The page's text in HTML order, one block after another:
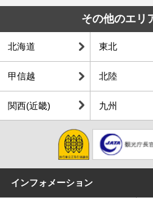
ニット
11月の関西地方は本格的に秋が
らいです。日中は穏やかな陽気で
ことが増えてきます。服装にはウ
手のカーディガンがぴったり。イ
トルネックを着て、しっかり暖か
ブーツや防寒性のあるスニーカー
イベント・観光
紅葉シーズン、イルミネーションシ
大阪・光の饗宴（大阪府）、岩湧山
イツ・クリスマスマーケット大阪（
コート
12月の関西は冬本番を迎え、平
温は5℃を下回る日もあります。服
ジャケットが欠かせません。イン
リース素材のシャツを選んで、し
う。手袋やマフラー、帽子などの
さらに快適に過ごせます。観光地
り防寒して出かけましょう。靴は
ば、冬の関西も快適に楽しめます。
イベント・観光
コート
1月の関西地方はまさに冬本番！
い日は最低気温が0℃近くまで下が
トやダウンジャケットが大活躍す
ヒートテックやフリース素材のシ
袋、マフラー、帽子なんかもプラ
寒仕様のブーツや、滑りにくいソ
で、風を通さない素材の服を選ぶ
イルミネーションシーズン、金剛山
神社の十日戎（大阪府）、大阪・光
コート
2月の関西地方も1月と同じく寒い
日差しが強くなってくる感じもあ
くらいで、厚手のコートや中綿ジ
ません。インナーはセーターや長
ね着して調整しやすい服装が便利
ないように、手袋やマフラーも準
めです。寒い中でも動きやすい服
ましょう。
イベント・観光
コート
3月になると関西地方は少しずつ
に移り変わります。平均気温は
冷える日が多いです。薄手のダウ
活躍しつつ、日中は軽めのジャケ
ごしやすい日もあります。インナ
ーターがちょうどいい感じで、寒
イベント・観光
梅の見ごろ、桜の見ごろ、万博記念
んま天神梅まつり（大阪府）、曲水
場所（大阪府）、青龍会（京都府）
コート
4月の関西地方は春本番を迎え、
平均気温は15℃前後で、日中は暖
が、まだ少し肌寒さを感じること
ジャケットやトレンチコートがち
ィガンやシャツでも軽やかに過ご
やすい服装を意識して、足元はス
イベント・観光
桜の見ごろ、御田植神事（大阪府）
造幣局桜の通り抜け（大阪府）、福
京たけのこ（京都府・旬）、曲水の
カーディガン
5月の関西地方は爽やかな初夏の
季節です。平均気温は20℃くらい
手のパンツ、スカートなど軽やか
だ、朝晩はちょっと涼しい日もあ
やカーディガンがあると安心。天
雨具の出番は少ないですが、念の
いいスニーカーがおすすめです。
高槻ジャズストリート（大阪府）、
（大阪府）、葵祭（京都府）、永谷
長袖シャツ
6月の関西地方は梅雨入りの時期
す。平均気温は24℃くらいで、湿
る日もあります。服装は通気性の
を選んで涼しく過ごしましょう。
ート、折りたたみ傘は必須アイテ
カーやレインシューズを選べば、
ましょう。
あじさいの見ごろ、愛染まつり（大
事（大阪府）、仁和寺 青もみじ雲海
半袖シャツ
7月の関西地方は真夏の暑さが本
30℃を超える日が多くなります。
Tシャツやショートパンツを選ん
らげましょう。外に出るときは、
紫外線対策をしっかりすることが
ぎてることもあるので、薄手のカ
いスニーカーやサンダルを履いて
イベント・観光
その他のエリ
北海道 東北
甲信越 北陸
関西(近畿) 九州
インフォメーション